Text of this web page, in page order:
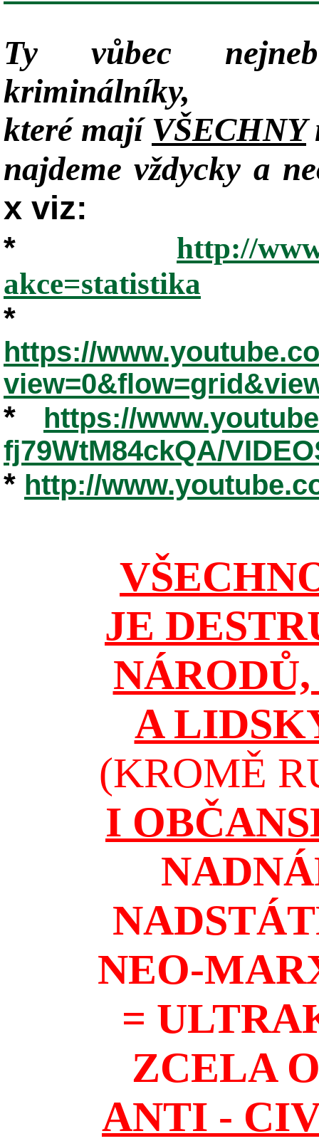
Ty vůbec
kriminálníky,
které majíVŠECHNY
najdeme vždycky a
x viz:
*
http://
akce=statistika
*
https://
*
https://
fj79WtM84ckQA/
* http://
JE
A
(KROMĚ
I
NEO-
=
ZCELA
ANTI -